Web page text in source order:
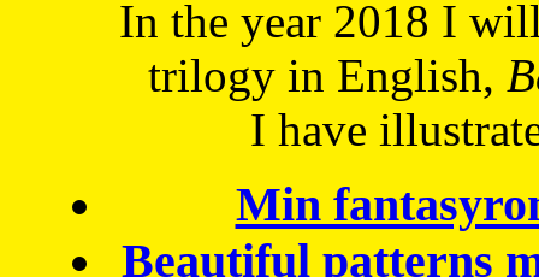
In the year 2018 I
trilogy in English,
I have
Min
Beautiful patterns